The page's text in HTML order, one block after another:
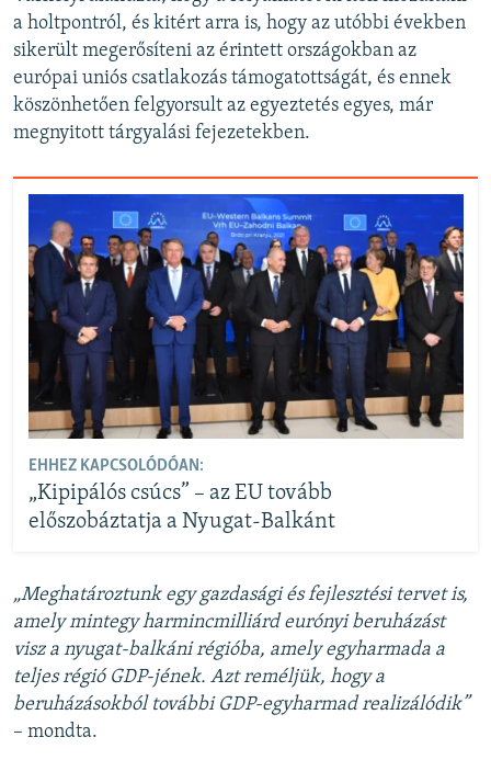
a holtpontról, és kitért arra is, hogy az utóbbi években
sikerült megerősíteni az érintett országokban az
európai uniós csatlakozás támogatottságát, és ennek
köszönhetően felgyorsult az egyeztetés egyes, már
megnyitott tárgyalási fejezetekben.
EHHEZ KAPCSOLÓDÓAN:
„Kipipálós csúcs” – az EU tovább
előszobáztatja a Nyugat-Balkánt
„Meghatároztunk egy gazdasági és fejlesztési tervet is,
amely mintegy harmincmilliárd eurónyi beruházást
visz a nyugat-balkáni régióba, amely egyharmada a
teljes régió GDP-jének. Azt reméljük, hogy a
beruházásokból további GDP-egyharmad realizálódik”
– mondta.